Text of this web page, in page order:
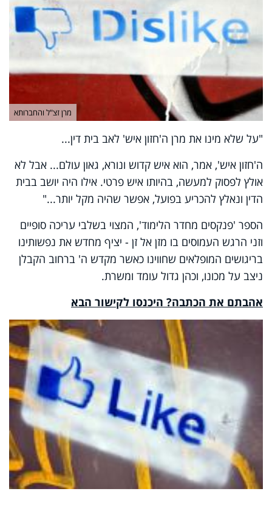
מרן זצ"ל והחברותא
"על שלא מינו את מרן ה'חזון איש' לאב בית דין...
ה'חזון איש', אמר, הוא איש קדוש ונורא, גאון עולם... אבל לא
אולץ לפסוק למעשה, בהיותו איש פרטי. אילו היה יושב בבית
הדין ונאלץ להכריע בפועל, אפשר שהיה מקל יותר..."
הספר 'פנקסים מחדר הלימוד', המצוי בשלבי עריכה סופיים
וזני הרגש העמוסים בו מזן אל זן - יציף מחדש את נפשותינו
בריגושים המופלאים שחווינו כאשר מקדש ה' ברחוב הקבלן
ניצב על מכונו, וכהן גדול עומד ומשרת.
אהבתם את הכתבה? היכנסו לקישור הבא